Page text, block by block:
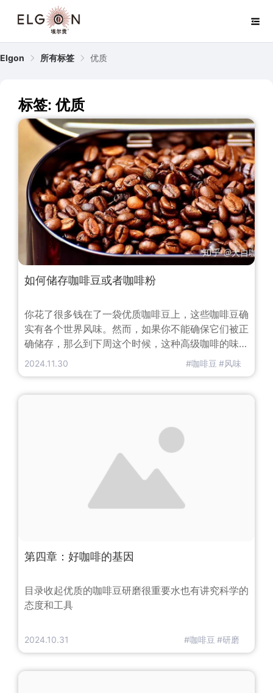
Elgon 所有标签 优质
标签: 优质
如何储存咖啡豆或者咖啡粉
你花了很多钱在了一袋优质咖啡豆上，这些咖啡豆确
实有各个世界风味。然而，如果你不能确保它们被正
确储存，那么到下周这个时候，这种高级咖啡的味道
就不会那么好了。请不要像许多人一样使用错误的方
旧的咖啡，这是没有意义的。因此我
2024.11.30 #咖啡豆 #风味
第四章：好咖啡的基因
​目录收起优质的咖啡豆研磨很重要水也有讲究科学的
态度和工具
2024.10.31 #咖啡豆 #研磨